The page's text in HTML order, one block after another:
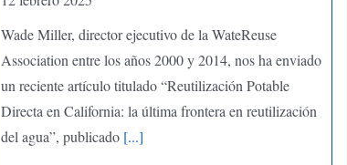
Wade Miller, director ejecutivo de la WateReuse
Association entre los años 2000 y 2014, nos ha enviado
un reciente artículo titulado “Reutilización Potable
Directa en California: la última frontera en reutilización
del agua”, publicado [...]